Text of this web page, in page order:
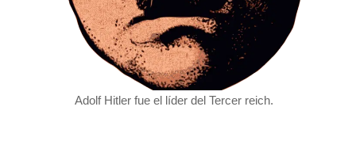
Adolf Hitler fue el líder del Tercer reich.